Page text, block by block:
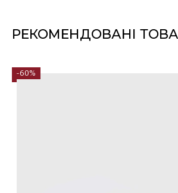
РЕКОМЕНДОВАНІ
-60%